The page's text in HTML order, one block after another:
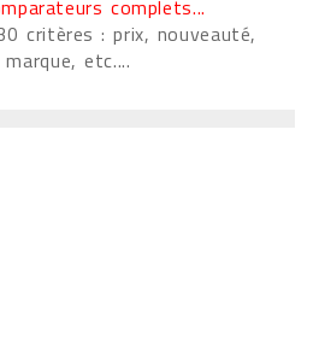
complets...
critères : prix, nouveauté,
etc....